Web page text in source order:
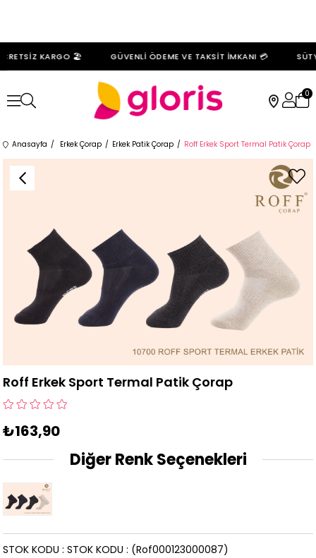
KARGO 🏖️ GÜVENLİ ÖDEME VE TAKSİT İMKANI 💳
0
Anasayfa Erkek Çorap Erkek Patik Çorap Roff Erkek Sport Termal Patik Çorap
Roff Erkek Sport Termal Patik Çorap
₺163,90
Diğer Renk Seçenekleri
(Rof000123000087)
STOK KODU
STOK KODU